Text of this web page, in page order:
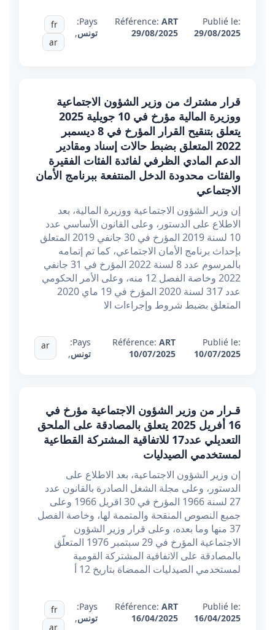
Publié le:
29/08/2025
Référence:ART
29/08/2025
Pays:
تونس,
fr
ar
قرار مشترك من وزير الشؤون الاجتماعية
ووزيرة المالية مؤرخ في 10 جويلية 2025
يتعلق بتنقيح القرار المؤرخ في 8 ديسمبر
2022 المتعلق بضبط حالات إسناد ومقادير
الدعم المادي الظرفي لفائدة الفئات الفقيرة
والفئات محدودة الدخل المنتفعة ببرنامج الأمان
الاجتماعي
إن وزير الشؤون الاجتماعية ووزيرة المالية، بعد
الاطلاع على الدستور، وعلى القانون الأساسي عدد
10 لسنة 2019 المؤرخ في 30 جانفي 2019 المتعلق
بإحداث برنامج الأمان الاجتماعي، كما تم إتمامه
بالمرسوم عدد 8 لسنة 2022 المؤرخ في 31 جانفي
2022 وخاصة الفصل 12 منه، وعلى الأمر الحكومي
عدد 317 لسنة 2020 المؤرخ في 19 ماي 2020
المتعلق بضبط شروط وإجراءات الا
Publié le:
10/07/2025
Référence: ART
10/07/2025
Pays:
تونس,
ar
قـرار من وزير الشؤون الاجتماعية مؤرخ في
16 أفريل 2025 يتعلق بالمصادقة على الملحق
التعديلي عدد17 للاتفاقية المشتركة القطاعية
لمستخدمي الصيدليات
إن وزير الشؤون الاجتماعية، بعد الاطلاع على
الدستور، وعلى مجلة الشغل الصادرة بالقانون عدد
27 لسنة 1966 المؤرخ في 30 اقريل 1966 وعلى
جميع النصوص المنقحة والمتممة لها، وخاصة الفصل
37 منها وما بعده، وعلى قرار وزير الشؤون
الاجتماعية المؤرخ في 29 سبتمبر 1976 المتعلّق
بالمصادقة على الاتفاقية المشتركة القومية
لمستخدمي الصيدليات الممضاة بتاريخ 12 أ
Publié le:
16/04/2025
Référence:ART
16/04/2025
Pays:
تونس,
fr
ar